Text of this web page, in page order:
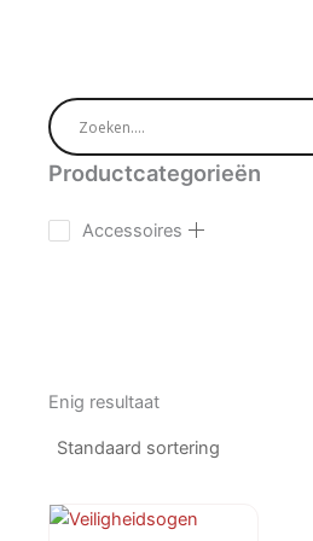
Productcategorieën
Accessoires
Enig resultaat